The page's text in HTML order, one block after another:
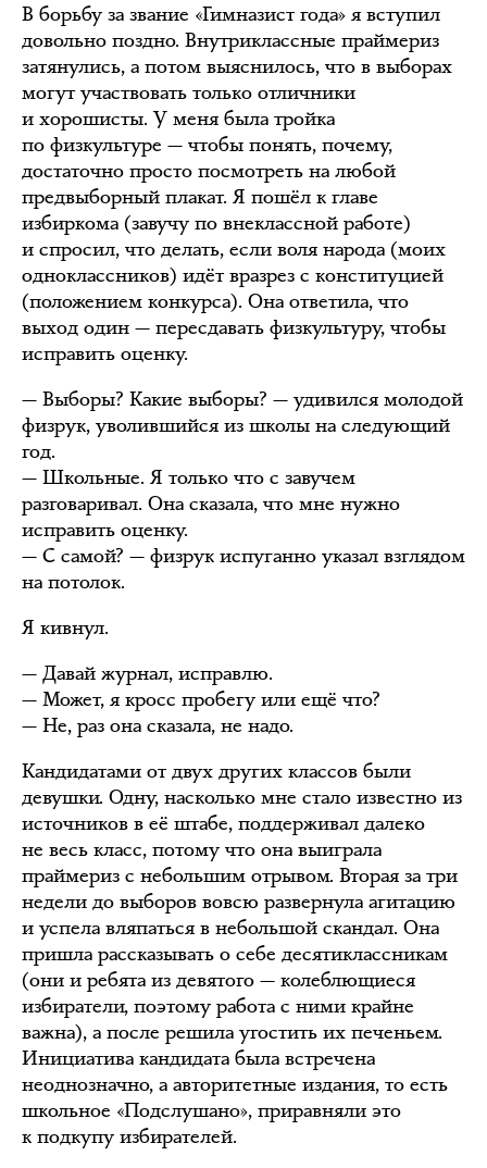
В борьбу за звание «Гимназист года» я вступил
довольно поздно. Внутриклассные праймериз
затянулись, а потом выяснилось, что в выборах
могут участвовать только отличники
и хорошисты. У меня была тройка
по физкультуре — чтобы понять, почему,
достаточно просто посмотреть на любой
предвыборный плакат. Я пошёл к главе
избиркома (завучу по внеклассной работе)
и спросил, что делать, если воля народа (моих
одноклассников) идёт вразрез с конституцией
(положением конкурса). Она ответила, что
выход один — пересдавать физкультуру, чтобы
исправить оценку.
— Выборы? Какие выборы? — удивился молодой
физрук, уволившийся из школы на следующий
год.
— Школьные. Я только что с завучем
разговаривал. Она сказала, что мне нужно
исправить оценку.
— С самой? — физрук испуганно указал взглядом
на потолок.
Я кивнул.
— Давай журнал, исправлю.
— Может, я кросс пробегу или ещё что?
— Не, раз она сказала, не надо.
Кандидатами от двух других классов были
девушки. Одну, насколько мне стало известно из
источников в её штабе, поддерживал далеко
не весь класс, потому что она выиграла
праймериз с небольшим отрывом. Вторая за три
недели до выборов вовсю развернула агитацию
и успела вляпаться в небольшой скандал. Она
пришла рассказывать о себе десятиклассникам
(они и ребята из девятого — колеблющиеся
избиратели, поэтому работа с ними крайне
важна), а после решила угостить их печеньем.
Инициатива кандидата была встречена
неоднозначно, а авторитетные издания, то есть
школьное «Подслушано», приравняли это
к подкупу избирателей.